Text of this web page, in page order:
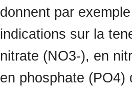
donnent par
indications sur la
nitrate (NO3-), en
en phosphate (PO4)